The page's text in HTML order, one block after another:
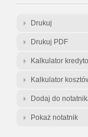
Gratis -
Drukuj
Drukuj PDF
Kalkulator
Kalkulator
Dodaj do
Pokaż notatnik